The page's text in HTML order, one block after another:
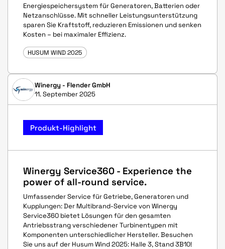
Energiespeichersystem für Generatoren, Batterien oder
Netzanschlüsse. Mit schneller Leistungsunterstützung
sparen Sie Kraftstoff, reduzieren Emissionen und senken
Kosten – bei maximaler Effizienz.
HUSUM WIND 2025
Winergy - Flender GmbH
11. September 2025
Produkt-Highlight
Winergy Service360 - Experience the
power of all-round service.
Umfassender Service für Getriebe, Generatoren und
Kupplungen: Der Multibrand-Service von Winergy
Service360 bietet Lösungen für den gesamten
Antriebsstrang verschiedener Turbinentypen mit
Komponenten unterschiedlicher Hersteller. Besuchen
Sie uns auf der Husum Wind 2025: Halle 3, Stand 3B10!